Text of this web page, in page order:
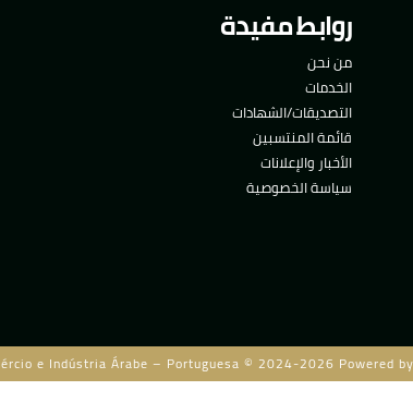
روابط مفيدة
من نحن
الخدمات
التصديقات/الشهادات
قائمة المنتسبين
الأخبار والإعلانات
سياسة الخصوصية
e Indústria Árabe – Portuguesa © 2024-2026 Powered by